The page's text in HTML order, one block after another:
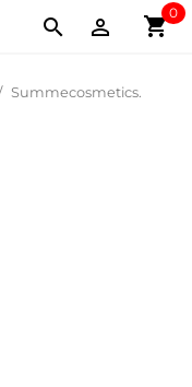
shopping_cart
0


Summecosmetics.